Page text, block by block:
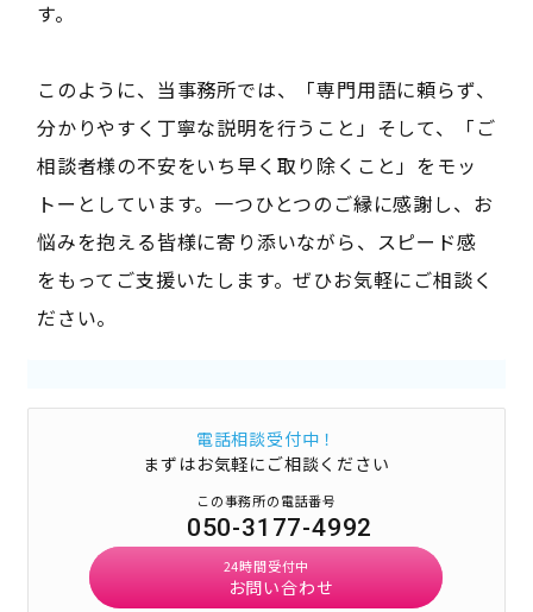
す。
このように、当事務所では、「専門用語に頼らず、
分かりやすく丁寧な説明を行うこと」そして、「ご
相談者様の不安をいち早く取り除くこと」をモッ
トーとしています。一つひとつのご縁に感謝し、お
悩みを抱える皆様に寄り添いながら、スピード感
をもってご支援いたします。ぜひお気軽にご相談く
ださい。
電話相談受付中！
まずはお気軽にご相談ください
この事務所の電話番号
050-3177-4992
24時間受付中
お問い合わせ